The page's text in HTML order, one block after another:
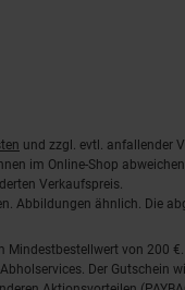
und zzgl. evtl. anfallender
im Online-Shop abweichen.
Verkaufspreis.
Abbildungen ähnlich. Die
von 200
Der